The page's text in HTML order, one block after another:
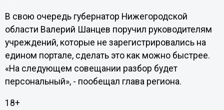
В свою очередь губернатор Нижегородской
области Валерий Шанцев поручил руководителям
учреждений, которые не зарегистрировались на
едином портале, сделать это как можно быстрее.
«На следующем совещании разбор будет
персональный», - пообещал глава региона.
18+